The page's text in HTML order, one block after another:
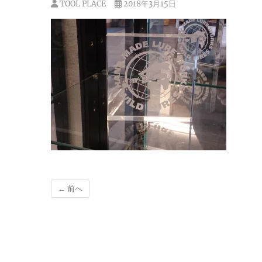
TOOL PLACE 2018年3月15日
← 前へ